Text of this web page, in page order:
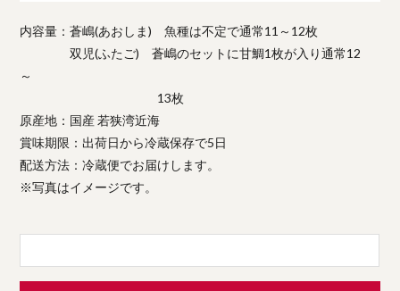
内容量：蒼嶋(あおしま) 魚種は不定で通常11～12枚
双児(ふたご) 蒼嶋のセットに甘鯛1枚が入り通常12
～
13枚
原産地：国産 若狭湾近海
賞味期限：出荷日から冷蔵保存で5日
配送方法：冷蔵便でお届けします。
※写真はイメージです。